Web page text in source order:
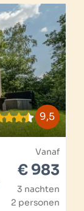
9,5
Vanaf
€ 983
3 nachten
2 personen